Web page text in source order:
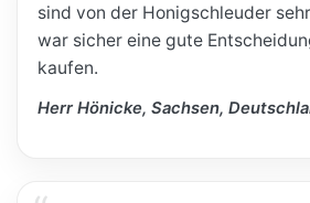
sind von der Honigschleuder
war sicher eine gute
kaufen.
Herr Hönicke, Sachsen,